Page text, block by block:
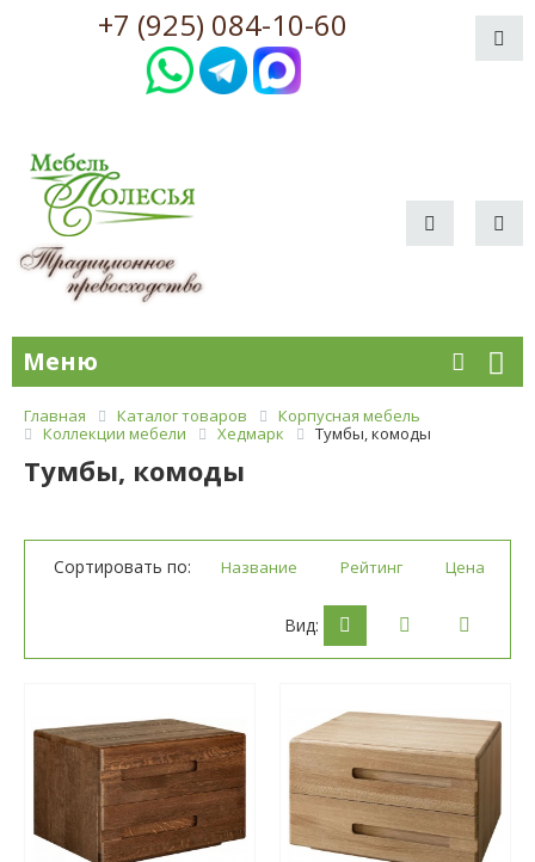
+7 (925) 084-10-60
Меню
Главная Каталог товаров
Корпусная мебель
Коллекции мебели
Хедмарк Тумбы, комоды
Тумбы, комоды
Сортировать по: Название Рейтинг Цена
Вид: